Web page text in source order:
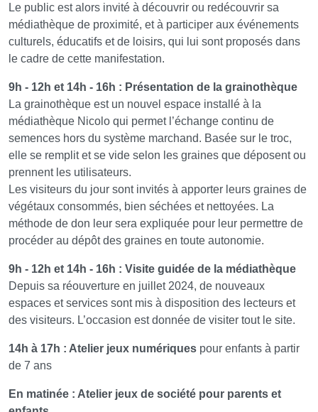
Le public est alors invité à découvrir ou redécouvrir sa
médiathèque de proximité, et à participer aux événements
culturels, éducatifs et de loisirs, qui lui sont proposés dans
le cadre de cette manifestation.
9h - 12h et 14h - 16h : Présentation de la grainothèque
La grainothèque est un nouvel espace installé à la
médiathèque Nicolo qui permet l’échange continu de
semences hors du système marchand. Basée sur le troc,
elle se remplit et se vide selon les graines que déposent ou
prennent les utilisateurs.
Les visiteurs du jour sont invités à apporter leurs graines de
végétaux consommés, bien séchées et nettoyées. La
méthode de don leur sera expliquée pour leur permettre de
procéder au dépôt des graines en toute autonomie.
9h - 12h et 14h - 16h : Visite guidée de la médiathèque
Depuis sa réouverture en juillet 2024, de nouveaux
espaces et services sont mis à disposition des lecteurs et
des visiteurs. L’occasion est donnée de visiter tout le site.
14h à 17h : Atelier jeux numériques pour enfants à partir
de 7 ans
En matinée : Atelier jeux de société pour parents et